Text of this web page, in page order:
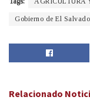
Gobierno de El
Relacionado